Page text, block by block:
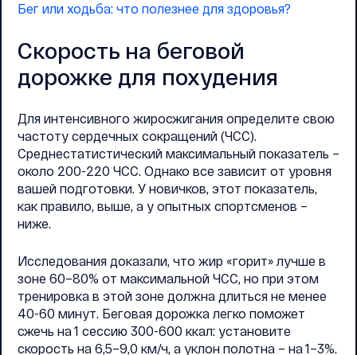
Бег или ходьба: что полезнее для здоровья?
Скорость на беговой
дорожке для похудения
Для интенсивного жиросжигания определите свою
частоту сердечных сокращений (ЧСС).
Среднестатистический максимальный показатель –
около 200-220 ЧСС. Однако все зависит от уровня
вашей подготовки. У новичков, этот показатель,
как правило, выше, а у опытных спортсменов –
ниже.
Исследования доказали, что жир «горит» лучше в
зоне 60–80% от максимальной ЧСС, но при этом
тренировка в этой зоне должна длиться не менее
40-60 минут. Беговая дорожка легко поможет
сжечь на 1 сессию 300-600 ккал: установите
скорость на 6,5–9,0 км/ч, а уклон полотна – на 1–3%.